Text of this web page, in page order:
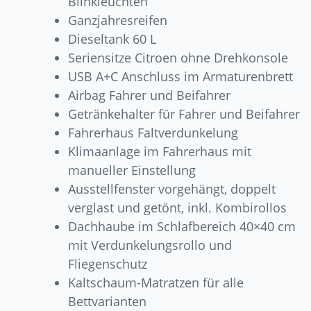
Ganzjahresreifen
Dieseltank 60 L
Seriensitze Citroen ohne Drehkonsole
USB A+C Anschluss im Armaturenbrett
Airbag Fahrer und Beifahrer
Getränkehalter für Fahrer und Beifahrer
Fahrerhaus Faltverdunkelung
Klimaanlage im Fahrerhaus mit
manueller Einstellung
Ausstellfenster vorgehängt, doppelt
verglast und getönt, inkl. Kombirollos
Dachhaube im Schlafbereich 40×40 cm
mit Verdunkelungsrollo und
Fliegenschutz
Kaltschaum-Matratzen für alle
Bettvarianten